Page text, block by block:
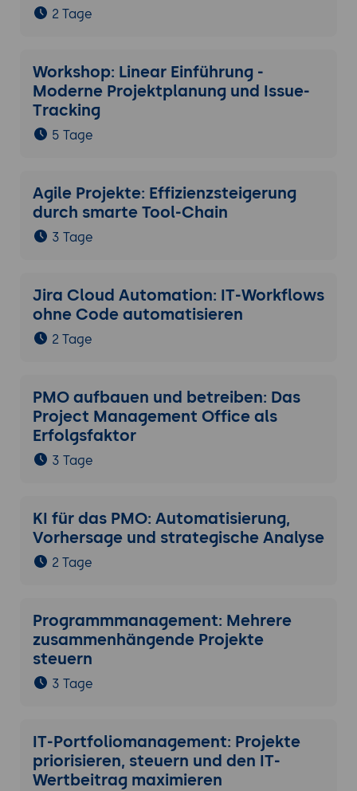
2 Tage
Workshop: Linear Einführung -
Moderne Projektplanung und Issue-
Tracking
5 Tage
Agile Projekte: Effizienzsteigerung
durch smarte Tool-Chain
3 Tage
Jira Cloud Automation: IT-Workflows
ohne Code automatisieren
2 Tage
PMO aufbauen und betreiben: Das
Project Management Office als
Erfolgsfaktor
3 Tage
KI für das PMO: Automatisierung,
Vorhersage und strategische Analyse
2 Tage
Programmmanagement: Mehrere
zusammenhängende Projekte
steuern
3 Tage
IT-Portfoliomanagement: Projekte
priorisieren, steuern und den IT-
Wertbeitrag maximieren